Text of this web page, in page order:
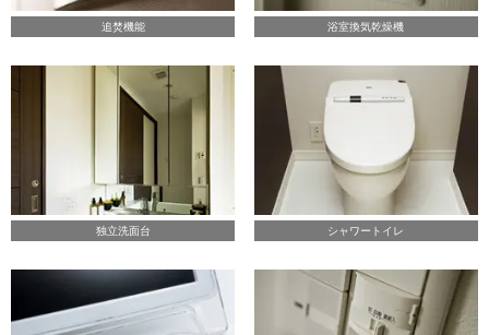
追焚機能 浴室換気乾燥機
独立洗面台 シャワートイレ